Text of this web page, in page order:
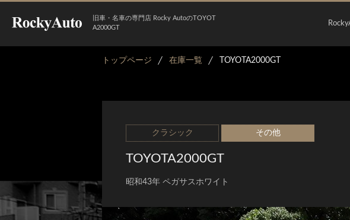
旧車・名車の専門店 Rocky AutoのTOYOT
A2000GT
トップページ 在庫一覧 TOYOTA2000GT
クラシック その他
TOYOTA2000GT
昭和43年 ペガサスホワイト